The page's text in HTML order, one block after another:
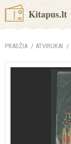
Kitapus.lt
PRADŽIA ATVIRUKAI